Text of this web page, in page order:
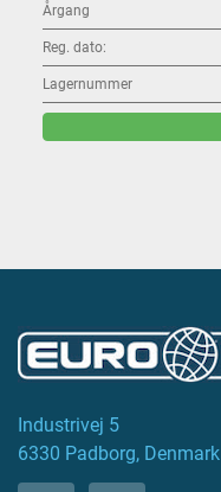
Årgang
Reg. dato:
Lagernummer
Industrivej 5
6330 Padborg, Denmark